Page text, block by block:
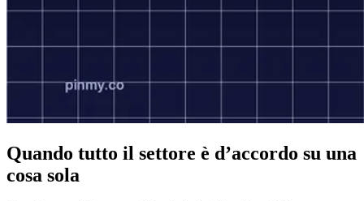
Quando tutto il settore è d’accordo su una
cosa sola